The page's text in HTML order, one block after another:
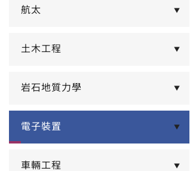
航太 ▼
土木工程 ▼
岩石地質力學 ▼
電子裝置 ▼
車輛工程 ▼